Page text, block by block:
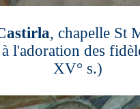
, chapelle St
l'adoration des
XV° s.)